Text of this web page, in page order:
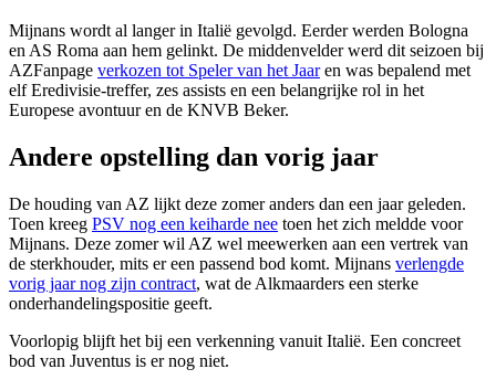
Mijnans wordt al langer in Italië gevolgd. Eerder werden Bologna
en AS Roma aan hem gelinkt. De middenvelder werd dit seizoen bij
AZFanpage verkozen tot Speler van het Jaaren was bepalend met
elf Eredivisie-treffer, zes assists en een belangrijke rol in het
Europese avontuur en de KNVB Beker.
Andere opstelling dan vorig jaar
De houding van AZ lijkt deze zomer anders dan een jaar geleden.
Toen kreeg PSV nog een keiharde nee toen het zich meldde voor
Mijnans. Deze zomer wil AZ wel meewerken aan een vertrek van
de sterkhouder, mits er een passend bod komt. Mijnans verlengde
vorig jaar nog zijn contract, wat de Alkmaarders een sterke
onderhandelingspositie geeft.
Voorlopig blijft het bij een verkenning vanuit Italië. Een concreet
bod van Juventus is er nog niet.